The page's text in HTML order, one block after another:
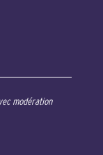
modération